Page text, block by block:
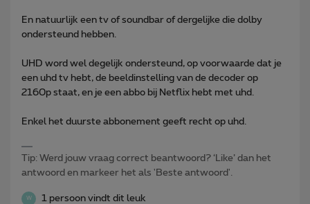
En natuurlijk een tv of soundbar of dergelijke die dolby
ondersteund hebben.
UHD word wel degelijk ondersteund, op voorwaarde dat je
een uhd tv hebt, de beeldinstelling van de decoder op
2160p staat, en je een abbo bij Netflix hebt met uhd.
Enkel het duurste abbonement geeft recht op uhd.
Tip: Werd jouw vraag correct beantwoord? ‘Like’ dan het
antwoord en markeer het als 'Beste antwoord'.
W 1 persoon vindt dit leuk